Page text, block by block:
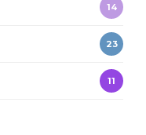
14
23
11